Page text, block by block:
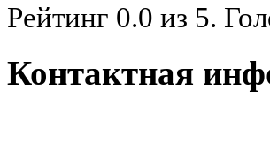
Рейтинг 0.0 из 5.
Контактная